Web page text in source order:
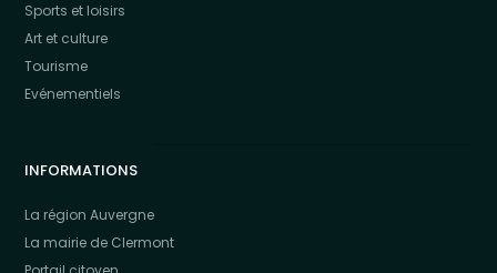
Sports et loisirs
Art et culture
Tourisme
Evénementiels
INFORMATIONS
La région Auvergne
La mairie de Clermont